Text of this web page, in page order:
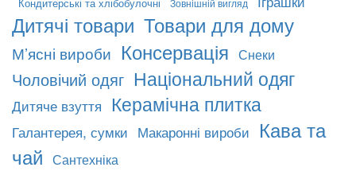
Зовнішній вигляд
Дитячі товари Товари для дому
М’ясні вироби Консервація Снеки
Чоловічий одяг Національний одяг
Дитяче взуття Керамічна плитка
Галантерея, сумки Макаронні вироби Кава та
чай Сантехніка